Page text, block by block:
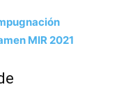
MIR 2021